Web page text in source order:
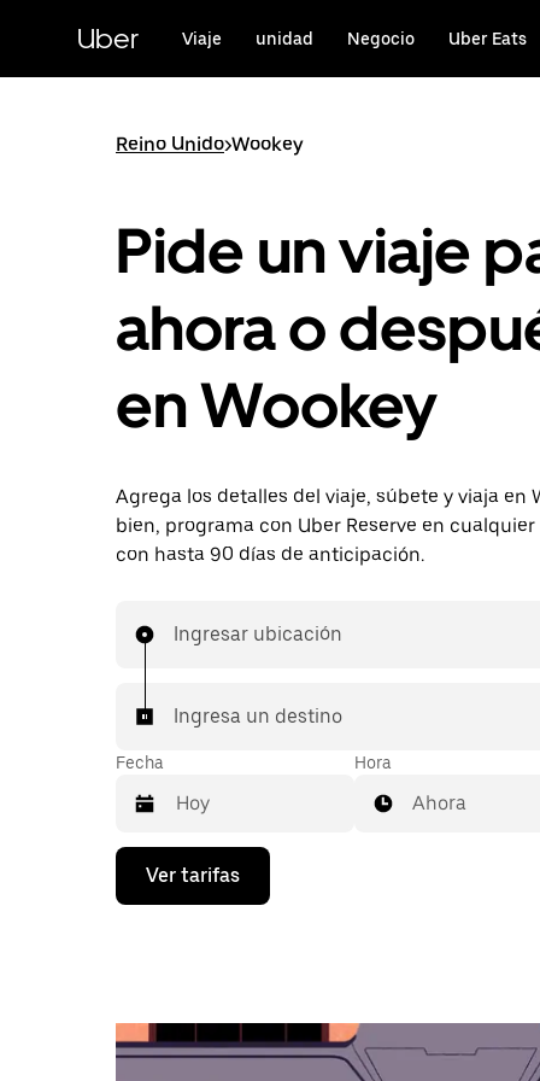
contenido
principal
Uber Viaje unidad Negocio Uber Eats
Reino Unido>Wookey
Pide un viaje
ahora o
en Wookey
Agrega los detalles del viaje, súbete y viaja en
bien, programa con Uber Reserve en
con hasta 90 días de anticipación.
Ingresar ubicación
Ingresa un destino
Fecha
Presiona
flecha
el
calendario
Hora
Ahora
Ver tarifas